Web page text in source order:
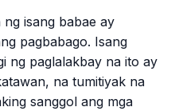
isang babae ay
pagbabago. Isang
ng paglalakbay na ito ay
na tumitiyak na
sanggol ang mga